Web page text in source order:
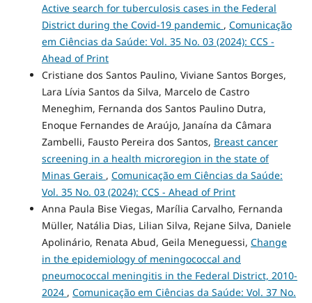
Active search for tuberculosis cases in the Federal
District during the Covid-19 pandemic , Comunicação
em Ciências da Saúde: Vol. 35 No. 03 (2024): CCS -
Ahead of Print
Cristiane dos Santos Paulino, Viviane Santos Borges,
Lara Lívia Santos da Silva, Marcelo de Castro
Meneghim, Fernanda dos Santos Paulino Dutra,
Enoque Fernandes de Araújo, Janaína da Câmara
Zambelli, Fausto Pereira dos Santos, Breast cancer
screening in a health microregion in the state of
Minas Gerais , Comunicação em Ciências da Saúde:
Vol. 35 No. 03 (2024): CCS - Ahead of Print
Anna Paula Bise Viegas, Marília Carvalho, Fernanda
Müller, Natália Dias, Lilian Silva, Rejane Silva, Daniele
Apolinário, Renata Abud, Geila Meneguessi, Change
in the epidemiology of meningococcal and
pneumococcal meningitis in the Federal District, 2010-
2024 , Comunicação em Ciências da Saúde: Vol. 37 No.